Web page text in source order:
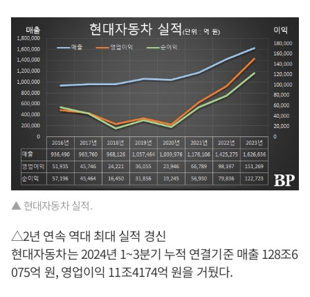
▲ 현대자동차 실적.
△2년 연속 역대 최대 실적 경신
현대자동차는 2024년 1~3분기 누적 연결기준 매출 128조6
075억 원, 영업이익 11조4174억 원을 거뒀다.